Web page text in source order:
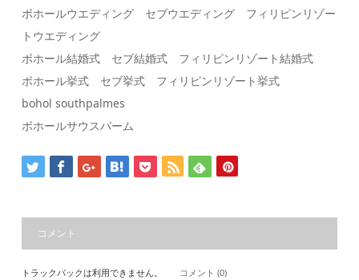
ボホールウエディング セブウエディング フィリピンリゾー
トウエディング
ボホール結婚式 セブ結婚式 フィリピンリゾート結婚式
ボホール挙式 セブ挙式 フィリピンリゾート挙式
bohol southpalmes
ボホールサウスパーム
コメント
トラックバックは利用できません。 コメント (0)